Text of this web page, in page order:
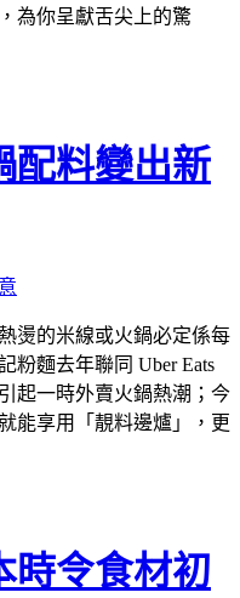
為你呈獻舌尖上的驚
配料變出新
燙的米線或火鍋必定係每
粉麵去年聯同 Uber Eats
起一時外賣火鍋熱潮；今
能享用「靚料邊爐」，更
時令食材初